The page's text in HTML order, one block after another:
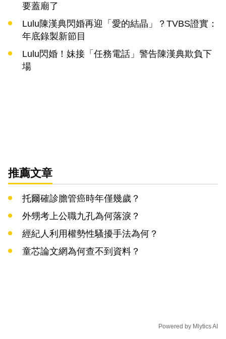
要蓋廟了
Lulu陳漢典閃婚再迎「愛的結晶」？TVBS證實：
年底錄製新節目
Lulu閃婚！妹接「任務電話」警告陳漢典欺負下
場
推薦文章
托爾確診膽管癌時年僅幾歲？
外甥考上公職九孔為何落淚？
經紀人利用權勢性騷擾手法為何？
童芯論文網為何查不到資料？
Powered by Mlytics AI